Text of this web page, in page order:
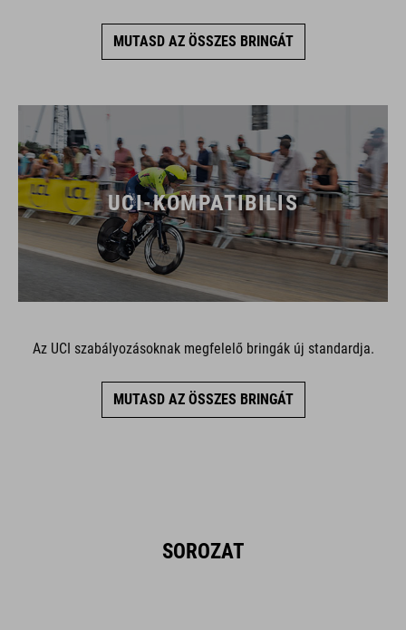
MUTASD AZ ÖSSZES BRINGÁT
UCI-KOMPATIBILIS
Az UCI szabályozásoknak megfelelő bringák új standardja.
MUTASD AZ ÖSSZES BRINGÁT
SOROZAT